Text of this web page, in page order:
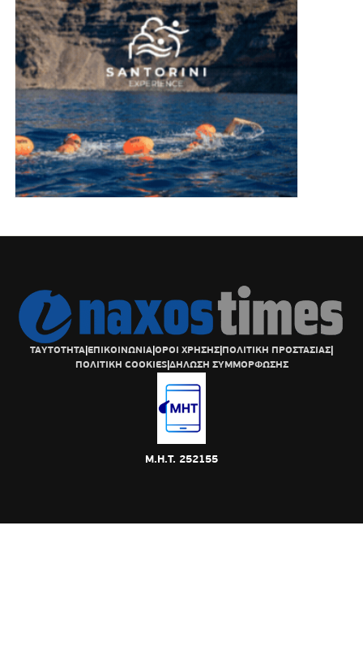
ΤΑΥΤΟΤΗΤΑ|ΕΠΙΚΟΙΝΩΝΙΑ|ΟΡΟΙ ΧΡΗΣΗΣ|ΠΟΛΙΤΙΚΗ ΠΡΟΣΤΑΣΙΑΣ|
ΠΟΛΙΤΙΚΗ COOKIES|ΔΗΛΩΣΗ ΣΥΜΜΟΡΦΩΣΗΣ
Μ.Η.Τ. 252155